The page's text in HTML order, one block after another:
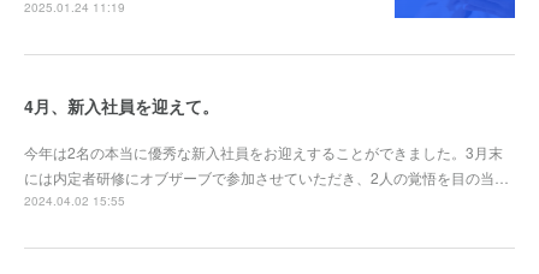
2025.01.24 11:19
4月、新入社員を迎えて。
今年は2名の本当に優秀な新入社員をお迎えすることができました。3月末
には内定者研修にオブザーブで参加させていただき、2人の覚悟を目の当…
2024.04.02 15:55